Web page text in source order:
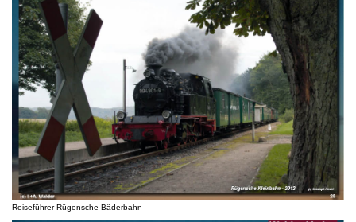
Reiseführer Rügensche Bäderbahn